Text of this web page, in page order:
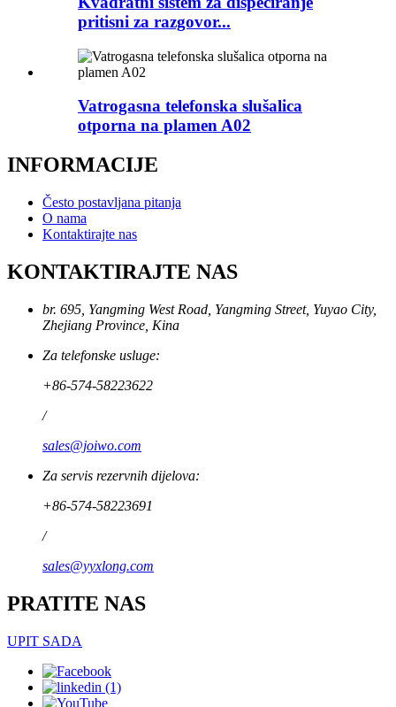
pritisni za razgovor...
Vatrogasna telefonska slušalica
otporna na plamen A02
INFORMACIJE
Često postavljana pitanja
O nama
Kontaktirajte nas
KONTAKTIRAJTE NAS
br. 695, Yangming West Road, Yangming Street, Yuyao City,
Zhejiang Province, Kina
Za telefonske usluge:
+86-574-58223622
/
sales@joiwo.com
Za servis rezervnih dijelova:
+86-574-58223691
/
sales@yyxlong.com
PRATITE NAS
UPIT SADA